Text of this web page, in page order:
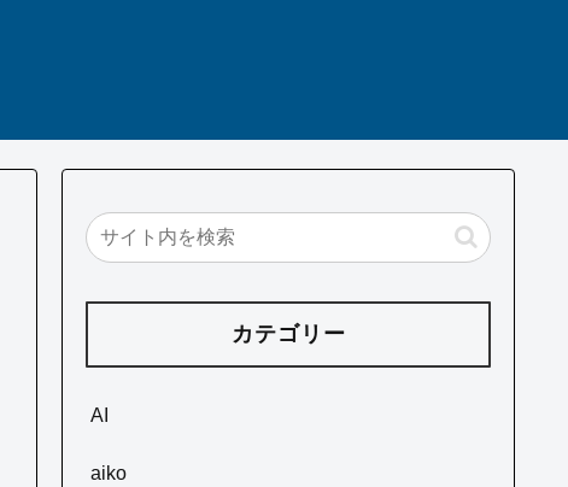
カテゴリー
AI
aiko